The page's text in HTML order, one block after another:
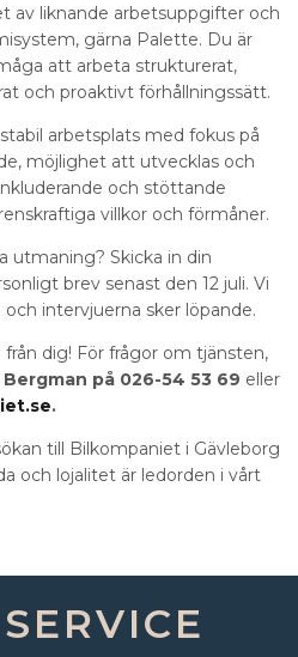
av liknande arbetsuppgifter och
gärna Palette. Du är
att arbeta strukturerat,
och proaktivt förhållningssätt.
arbetsplats med fokus på
möjlighet att utvecklas och
och stöttande
villkor och förmåner.
utmaning? Skicka in din
brev senast den 12 juli. Vi
intervjuerna sker löpande.
dig! För frågor om tjänsten,
på 026-54 53 69 eller
.
till Bilkompaniet i Gävleborg
och lojalitet är ledorden i vårt